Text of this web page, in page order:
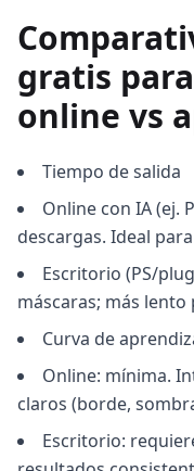
gratis
online vs
Tiempo de salida
Online con IA (ej.
descargas. Ideal
Escritorio (PS/
máscaras; más
Curva de
Online: mínima.
claros (borde,
Escritorio: